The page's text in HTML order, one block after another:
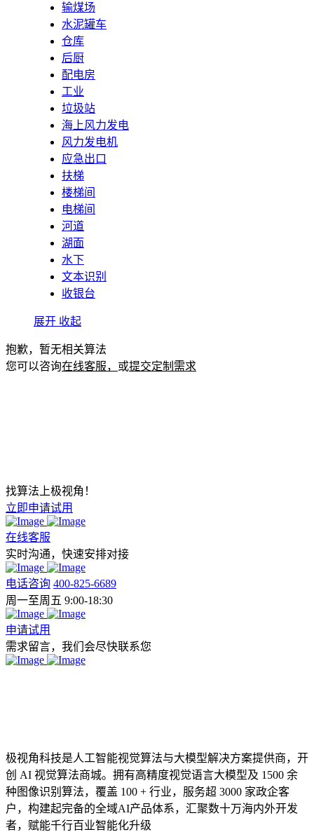
输煤场
水泥罐车
仓库
后厨
配电房
工业
垃圾站
海上风力发电
风力发电机
应急出口
扶梯
楼梯间
电梯间
河道
湖面
水下
文本识别
收银台
展开 收起
抱歉，暂无相关算法
您可以咨询在线客服， 或提交定制需求
找算法上极视角！
立即申请试用
在线客服
实时沟通，快速安排对接
电话咨询 400-825-6689
周一至周五 9:00-18:30
申请试用
需求留言，我们会尽快联系您
极视角科技是人工智能视觉算法与大模型解决方案提供商，开
创 AI 视觉算法商城。拥有高精度视觉语言大模型及 1500 余
种图像识别算法，覆盖 100 + 行业，服务超 3000 家政企客
户，构建起完备的全域AI产品体系，汇聚数十万海内外开发
者，赋能千行百业智能化升级